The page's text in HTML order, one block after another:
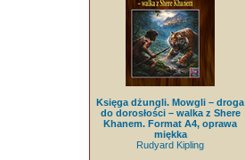
Księga dżungli. Mowgli – droga
do dorosłości – walka z Shere
Khanem. Format A4, oprawa
miękka
Rudyard Kipling